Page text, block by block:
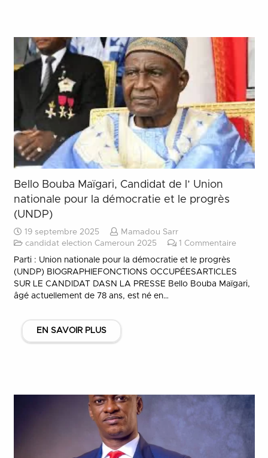
Bello Bouba Maïgari, Candidat de l’ Union
nationale pour la démocratie et le progrès
(UNDP)
19 septembre 2025
Mamadou Sarr
candidat election Cameroun 2025
1 Commentaire
Parti : Union nationale pour la démocratie et le progrès
(UNDP) BIOGRAPHIEFONCTIONS OCCUPÉESARTICLES
SUR LE CANDIDAT DASN LA PRESSE Bello Bouba Maïgari,
âgé actuellement de 78 ans, est né en…
EN SAVOIR PLUS